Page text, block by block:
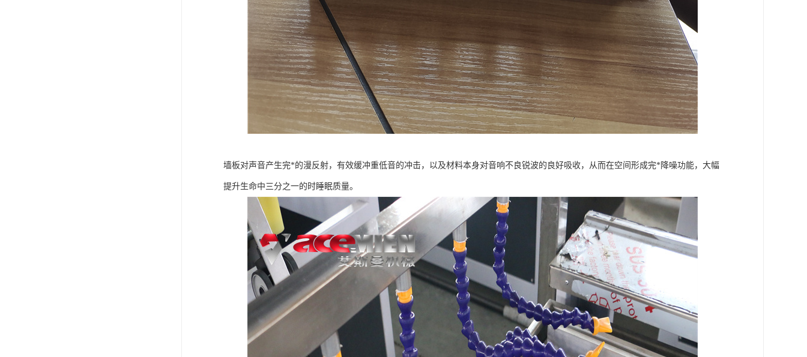
墙板对声音产生完*的漫反射，有效缓冲重低音的冲击，以及材料本身对音响不良锐波的良好吸收，从而在空间形成完*降噪功能，大幅
提升生命中三分之一的时睡眠质量。